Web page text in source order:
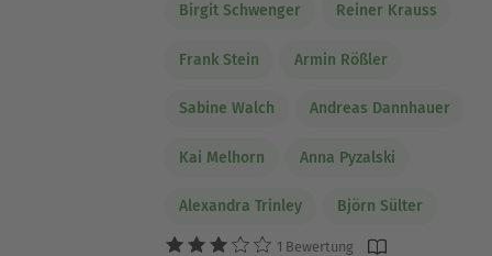
Birgit Schwenger Reiner Krauss
Frank Stein Armin Rößler
Sabine Walch Andreas Dannhauer
Kai Melhorn Anna Pyzalski
Alexandra Trinley Björn Sülter
1 Bewertung